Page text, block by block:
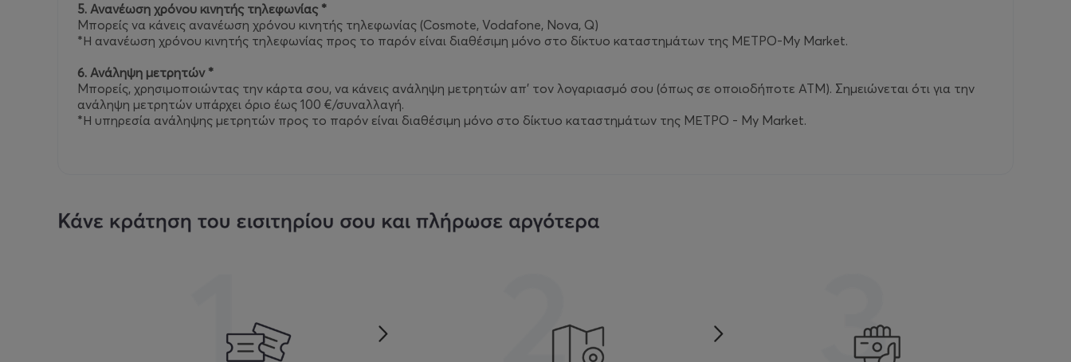
5. Ανανέωση χρόνου κινητής τηλεφωνίας *
Μπορείς να κάνεις ανανέωση χρόνου κινητής τηλεφωνίας (Cosmote, Vodafone, Nova, Q)
*Η ανανέωση χρόνου κινητής τηλεφωνίας προς το παρόν είναι διαθέσιμη μόνο στο δίκτυο καταστημάτων της ΜΕΤΡΟ-My Market.
6. Ανάληψη μετρητών *
Μπορείς, χρησιμοποιώντας την κάρτα σου, να κάνεις ανάληψη μετρητών απ’ τον λογαριασμό σου (όπως σε οποιοδήποτε ΑΤΜ). Σημειώνεται ότι για την
ανάληψη μετρητών υπάρχει όριο έως 100 €/συναλλαγή.
*Η υπηρεσία ανάληψης μετρητών προς το παρόν είναι διαθέσιμη μόνο στο δίκτυο καταστημάτων της ΜΕΤΡΟ - My Market.